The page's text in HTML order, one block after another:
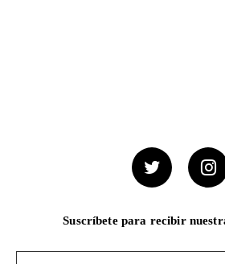
Suscríbete para recibir